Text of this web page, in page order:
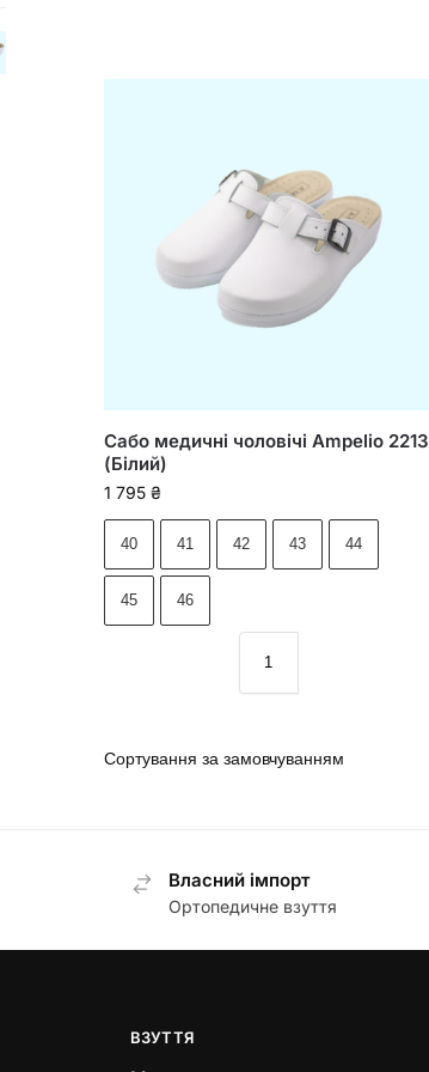
Сабо медичні чоловічі Ampelio 2213
(Білий)
1 795 ₴
40 41 42 43 44
45 46
Власний імпорт
Ортопедичне взуття
ВЗУТТЯ